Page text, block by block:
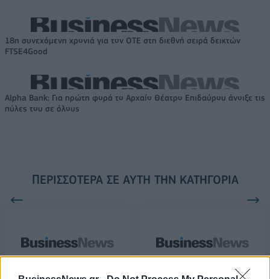
18η συνεχόμενη χρονιά για τον ΟΤΕ στη διεθνή σειρά δεικτών
FTSE4Good
Alpha Bank: Για πρώτη φορά το Αρχαίο Θέατρο Επιδαύρου άνοιξε τις
πύλες του σε όλους
ΠΕΡΙΣΣΌΤΕΡΑ ΣΕ ΑΥΤΉ ΤΗΝ ΚΑΤΗΓΟΡΊΑ